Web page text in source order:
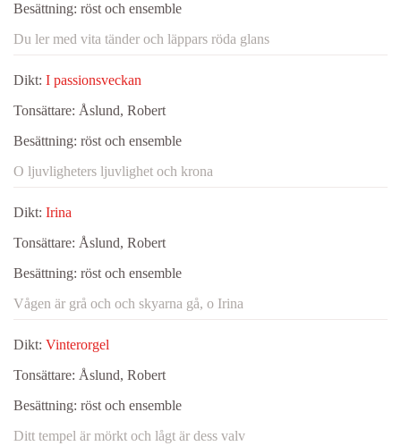
Besättning: röst och ensemble
Du ler med vita tänder och läppars röda glans
Dikt: I passionsveckan
Tonsättare: Åslund, Robert
Besättning: röst och ensemble
O ljuvligheters ljuvlighet och krona
Dikt: Irina
Tonsättare: Åslund, Robert
Besättning: röst och ensemble
Vågen är grå och och skyarna gå, o Irina
Dikt: Vinterorgel
Tonsättare: Åslund, Robert
Besättning: röst och ensemble
Ditt tempel är mörkt och lågt är dess valv